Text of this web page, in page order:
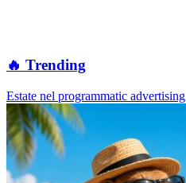
🔥 Trending
Estate nel programmatic advertising